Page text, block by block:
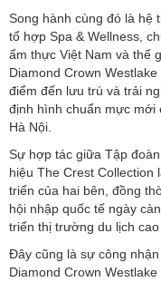
Song hành cùng đó là hệ
tổ hợp Spa & Wellness,
ẩm thực Việt Nam và thế
Diamond Crown
điểm đến lưu trú và trải
định hình chuẩn mực mới
Hà Nội.
Sự hợp tác giữa Tập
hiệu The Crest
triển của hai bên, đồng
hội nhập quốc tế ngày
triển thị trường du lịch
Đây cũng là sự công
Diamond Crown